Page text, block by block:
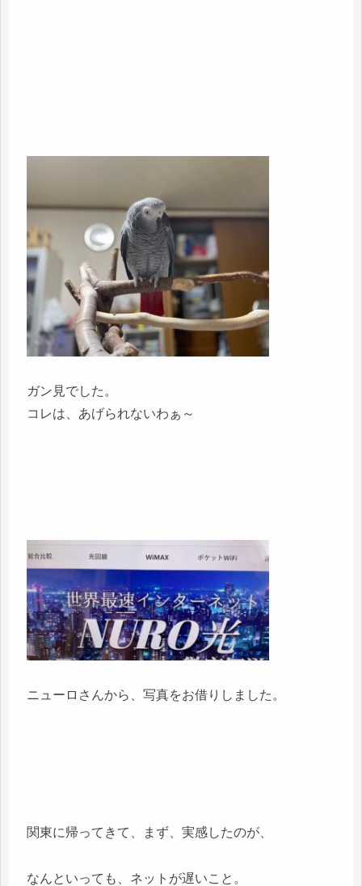
ガン見でした。
コレは、あげられないわぁ～
ニューロさんから、写真をお借りしました。
関東に帰ってきて、まず、実感したのが、
なんといっても、ネットが遅いこと。